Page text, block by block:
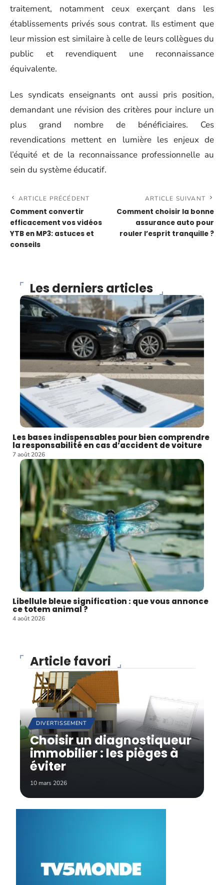
traitement, notamment ceux exerçant dans les
établissements privés sous contrat. Ils estiment que
leur mission est similaire à celle de leurs collègues du
public et revendiquent une reconnaissance
équivalente.
Les syndicats enseignants ont aussi pris position,
demandant une révision des critères pour inclure un
plus grand nombre de bénéficiaires. Ces
revendications mettent en lumière les enjeux de
l’équité et de la reconnaissance professionnelle au
sein du système éducatif.
ARTICLE PRÉCÉDENT
Comment convertir
efficacement vos vidéos
YTB en MP3: astuces et
conseils
ARTICLE SUIVANT
Comment choisir la bonne
assurance auto pour
rouler l’esprit tranquille ?
Les derniers articles
Les bases indispensables pour bien comprendre
la responsabilité en cas d’accident de voiture
7 août 2026
Libellule bleue signification : que vous annonce
ce totem animal ?
4 août 2026
Article favori
DIVERTISSEMENT
Choisir un diagnostiqueur
immobilier : les pièges à
éviter
10 mars 2026